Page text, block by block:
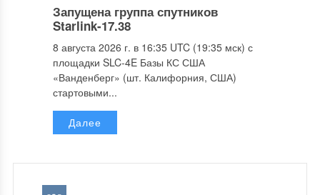
Запущена группа спутников
Starlink-17.38
8 августа 2026 г. в 16:35 UTC (19:35 мск) с
площадки SLC-4E Базы КС США
«Ванденберг» (шт. Калифорния, США)
стартовыми...
Далее